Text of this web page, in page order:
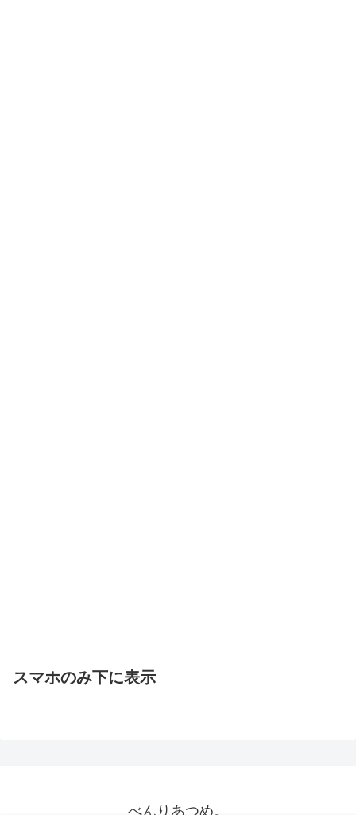
スマホのみ下に表示
べんりあつめ。